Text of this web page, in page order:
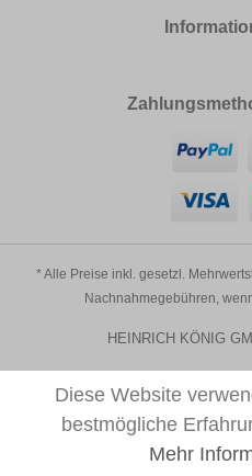
* Alle Preise inkl. gesetzl.
Nachnahmegebühren,
HEINRICH KÖNIG
Diese Website
bestmögliche
Mehr